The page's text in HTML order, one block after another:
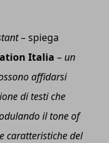
– spiega
Italia – un
affidarsi
di testi che
il tone of
caratteristiche del